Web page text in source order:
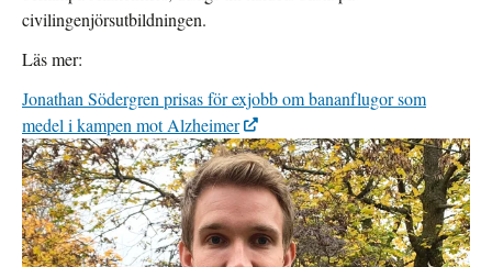
civilingenjörsutbildningen.
Läs mer:
Jonathan Södergren prisas för exjobb om bananflugor som
medel i kampen mot Alzheimer